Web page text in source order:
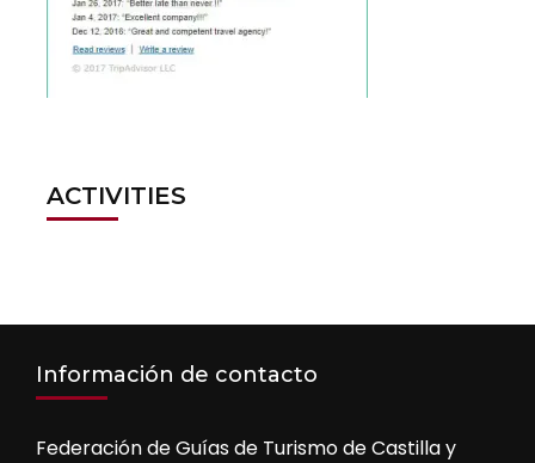
ACTIVITIES
Información de contacto
Federación de Guías de Turismo de Castilla y